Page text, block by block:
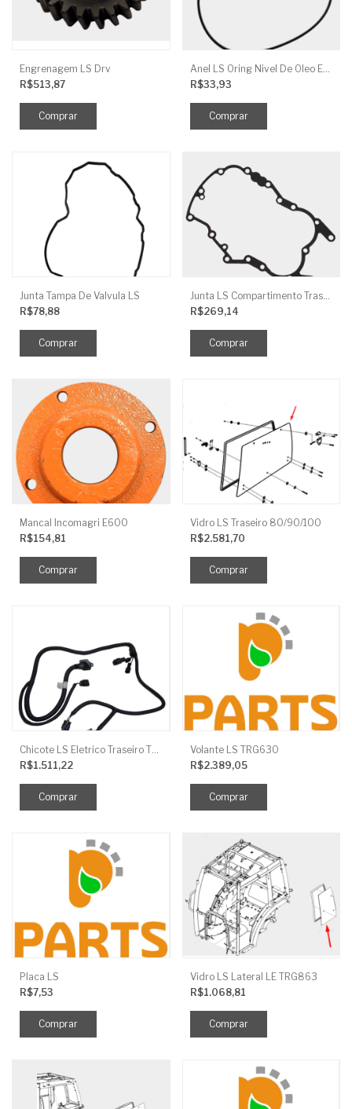
Engrenagem LS Drv
R$513,87
Anel LS Oring Nivel De Oleo EGQ125
R$33,93
Junta Tampa De Valvula LS
R$78,88
Junta LS Compartimento Traseiro EGQ155
R$269,14
Mancal Incomagri E600
R$154,81
Vidro LS Traseiro 80/90/100
R$2.581,70
R$1.511,22
Volante LS TRG630
R$2.389,05
Placa LS
R$7,53
Vidro LS Lateral LE TRG863
R$1.068,81